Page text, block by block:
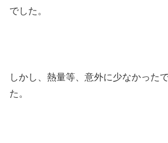
でした。
しかし、熱量等、意外に少なかった
た。